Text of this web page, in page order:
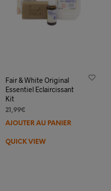
Fair & White Original
Essentiel Eclaircissant
Kit
21,99€
AJOUTER AU PANIER
QUICK VIEW